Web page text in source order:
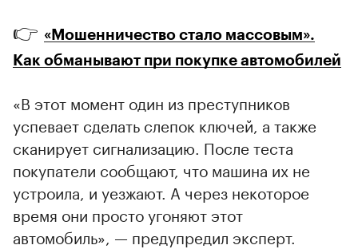
👉 «Мошенничество стало массовым».
Как обманывают при покупке автомобилей
«В этот момент один из преступников
успевает сделать слепок ключей, а также
сканирует сигнализацию. После теста
покупатели сообщают, что машина их не
устроила, и уезжают. А через некоторое
время они просто угоняют этот
автомобиль», — предупредил эксперт.